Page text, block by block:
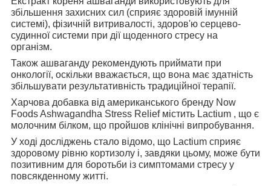
збільшення захисних сил (сприяє здоровій імунній
системі), фізичній витривалості, здоров'ю серцево-
судинної системи при дії щоденного стресу на
організм.
Також ашваганду рекомендують приймати при
онкології, оскільки вважається, що вона має здатність
збільшувати результативність традиційної терапії.
Харчова добавка від американського бренду Now
Foods Ashwagandha Stress Relief містить Lactium , що є
молочним білком, що пройшов клінічні випробування.
У ході досліджень стало відомо, що Lactium сприяє
здоровому рівню кортизолу і, завдяки цьому, може бути
позитивним для боротьби із симптомами стресу у
повсякденному житті.